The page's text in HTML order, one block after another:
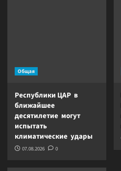
Общая
Республики ЦАР в
ближайшее
десятилетие могут
испытать
климатические удары
07.08.2026 0